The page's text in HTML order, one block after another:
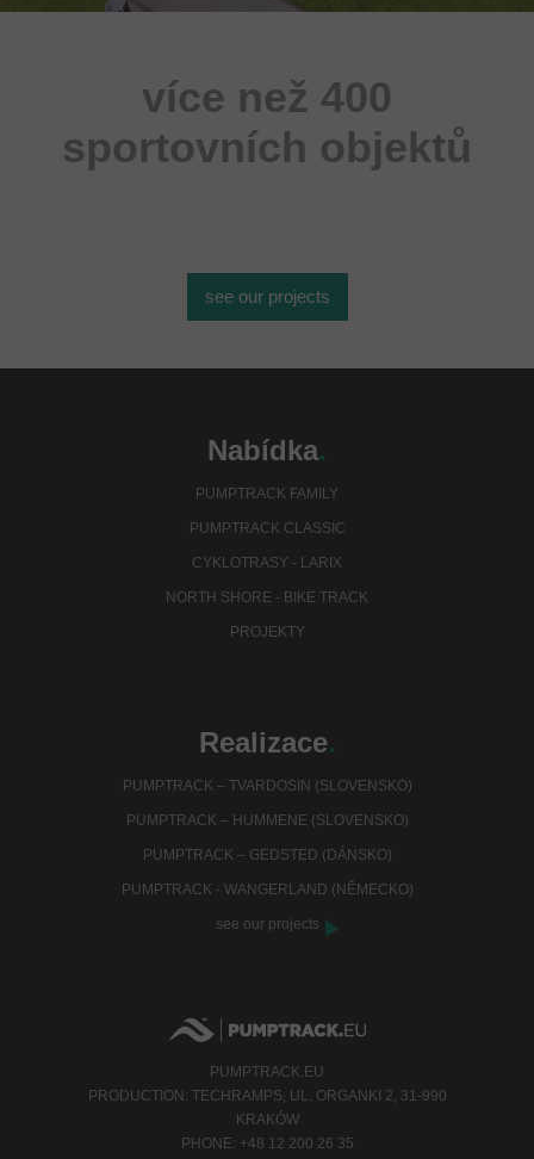
více než 400
sportovních objektů
see our projects
Nabídka.
PUMPTRACK FAMILY
PUMPTRACK CLASSIC
CYKLOTRASY - LARIX
NORTH SHORE - BIKE TRACK
PROJEKTY
Realizace.
PUMPTRACK – TVARDOSIN (SLOVENSKO)
PUMPTRACK – HUMMENE (SLOVENSKO)
PUMPTRACK – GEDSTED (DÁNSKO)
PUMPTRACK - WANGERLAND (NĚMECKO)
see our projects
PUMPTRACK.EU
PRODUCTION: TECHRAMPS, UL. ORGANKI 2, 31-990
KRAKÓW
PHONE: +48 12 200 26 35